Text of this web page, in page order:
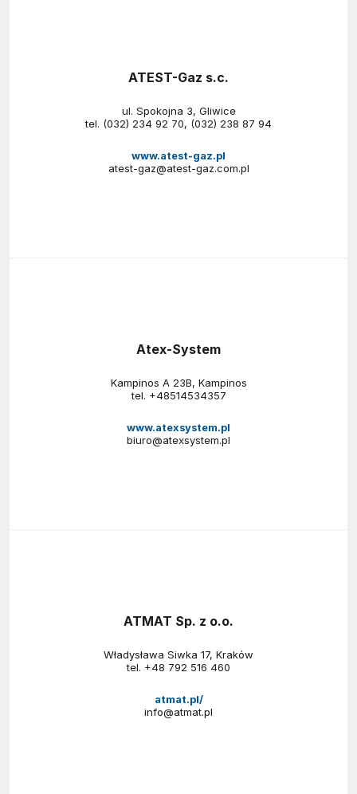
ATEST-Gaz s.c.
ul. Spokojna 3, Gliwice
tel. (032) 234 92 70, (032) 238 87 94
www.atest-gaz.pl
atest-gaz@atest-gaz.com.pl
Atex-System
Kampinos A 23B, Kampinos
tel. +48514534357
www.atexsystem.pl
biuro@atexsystem.pl
ATMAT Sp. z o.o.
Władysława Siwka 17, Kraków
tel. +48 792 516 460
atmat.pl/
info@atmat.pl